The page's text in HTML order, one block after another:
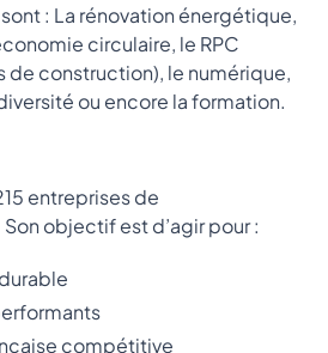
: La rénovation énergétique,
circulaire, le RPC
construction), le numérique,
ou encore la formation.
entreprises de
Son objectif est d’agir pour :
compétitive